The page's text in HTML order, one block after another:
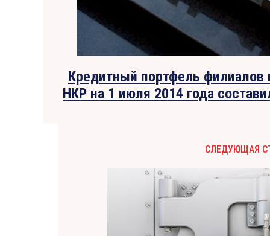
Кредитный портфель филиалов
НКР на 1 июля 2014 года
СЛЕДУЮЩАЯ